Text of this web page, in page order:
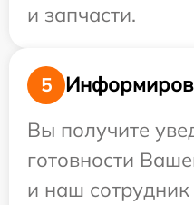
и запчасти.
5
Вы получите
готовности
и наш сотрудник